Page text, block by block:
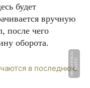
будет
вручную
после чего
оборота.
Ф
О
Т
О:
r
e
m
o
n
t
ni
k.
r
u